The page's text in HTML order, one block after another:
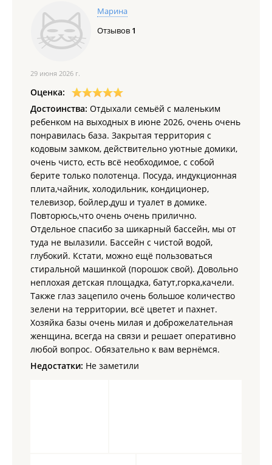
Марина
Отзывов 1
29 июня 2026 г.
Оценка:
Достоинства: Отдыхали семьёй с маленьким
ребенком на выходных в июне 2026, очень очень
понравилась база. Закрытая территория с
кодовым замком, действительно уютные домики,
очень чисто, есть всё необходимое, с собой
берите только полотенца. Посуда, индукционная
плита,чайник, холодильник, кондиционер,
телевизор, бойлер,душ и туалет в домике.
Повторюсь,что очень очень прилично.
Отдельное спасибо за шикарный бассейн, мы от
туда не вылазили. Бассейн с чистой водой,
глубокий. Кстати, можно ещё пользоваться
стиральной машинкой (порошок свой). Довольно
неплохая детская площадка, батут,горка,качели.
Также глаз зацепило очень большое количество
зелени на территории, всё цветет и пахнет.
Хозяйка базы очень милая и доброжелательная
женщина, всегда на связи и решает оперативно
любой вопрос. Обязательно к вам вернёмся.
Недостатки: Не заметили